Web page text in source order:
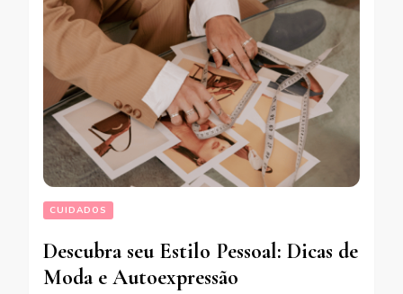
CUIDADOS
Descubra seu Estilo Pessoal: Dicas de
Moda e Autoexpressão